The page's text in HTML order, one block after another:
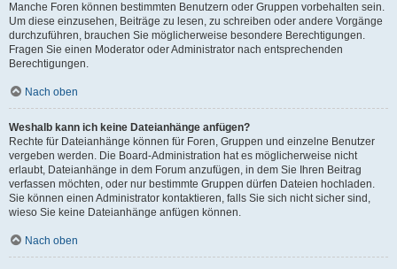
Manche Foren können bestimmten Benutzern oder Gruppen vorbehalten sein.
Um diese einzusehen, Beiträge zu lesen, zu schreiben oder andere Vorgänge
durchzuführen, brauchen Sie möglicherweise besondere Berechtigungen.
Fragen Sie einen Moderator oder Administrator nach entsprechenden
Berechtigungen.
Nach oben
Weshalb kann ich keine Dateianhänge anfügen?
Rechte für Dateianhänge können für Foren, Gruppen und einzelne Benutzer
vergeben werden. Die Board-Administration hat es möglicherweise nicht
erlaubt, Dateianhänge in dem Forum anzufügen, in dem Sie Ihren Beitrag
verfassen möchten, oder nur bestimmte Gruppen dürfen Dateien hochladen.
Sie können einen Administrator kontaktieren, falls Sie sich nicht sicher sind,
wieso Sie keine Dateianhänge anfügen können.
Nach oben